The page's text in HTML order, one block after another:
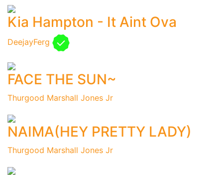
Kia Hampton - It Aint Ova
DeejayFerg
FACE THE SUN~
Thurgood Marshall Jones Jr
NAIMA(HEY PRETTY LADY)
Thurgood Marshall Jones Jr